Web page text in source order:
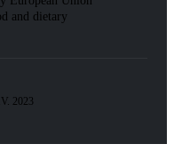
and dietary
2023